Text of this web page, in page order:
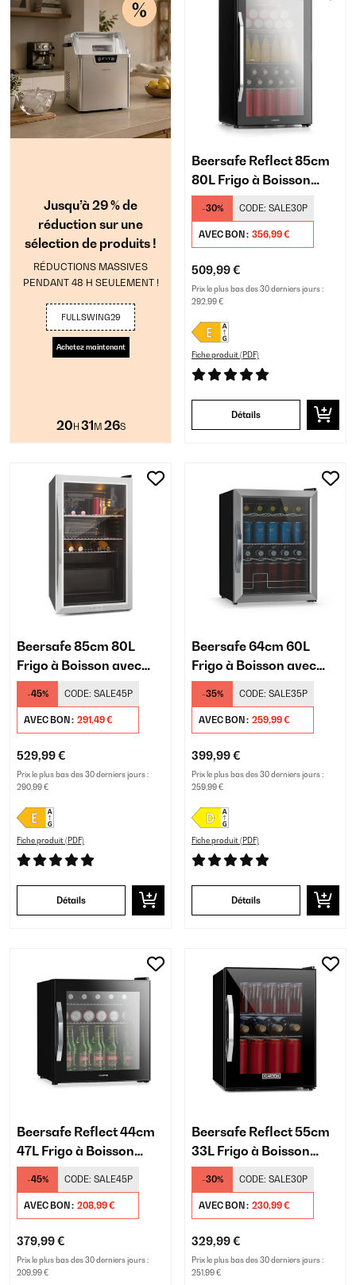
Jusqu’à 29 % de
réduction sur une
sélection de produits !
RÉDUCTIONS MASSIVES
PENDANT 48 H SEULEMENT !
FULLSWING29
Achetez maintenant
20 H 31 M 25S
Beersafe Reflect 85cm
80L Frigo à Boisson
avec Porte Vitrée Noir
-30% CODE: SALE30P
AVEC BON : 356,99 €
509,99 €
Prix le plus bas des 30 derniers jours :
292,99 €
Fiche produit (PDF)
Détails
Beersafe 85cm 80L
Frigo à Boisson avec
Porte Vitrée Argent
-45% CODE: SALE45P
AVEC BON : 291,49 €
529,99 €
Prix le plus bas des 30 derniers jours :
290,99 €
Fiche produit (PDF)
Détails
Beersafe 64cm 60L
Frigo à Boisson avec
Porte Vitrée
Argent/Noir
-35% CODE: SALE35P
AVEC BON : 259,99 €
399,99 €
Prix le plus bas des 30 derniers jours :
259,99 €
Fiche produit (PDF)
Détails
Beersafe Reflect 44cm
47L Frigo à Boisson
avec Porte Vitrée Noir
-45% CODE: SALE45P
AVEC BON : 208,99 €
379,99 €
Prix le plus bas des 30 derniers jours :
209,99 €
Beersafe Reflect 55cm
33L Frigo à Boisson
avec Porte Vitrée Noir
-30% CODE: SALE30P
AVEC BON : 230,99 €
329,99 €
Prix le plus bas des 30 derniers jours :
251,99 €